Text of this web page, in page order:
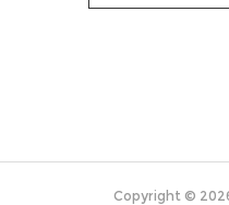
Copyright ©